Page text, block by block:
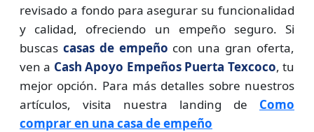
revisado a fondo para asegurar su funcionalidad
y calidad, ofreciendo un empeño seguro. Si
buscas casas de empeño con una gran oferta,
ven a Cash Apoyo Empeños Puerta Texcoco, tu
mejor opción. Para más detalles sobre nuestros
artículos, visita nuestra landing de Como
comprar en una casa de empeño